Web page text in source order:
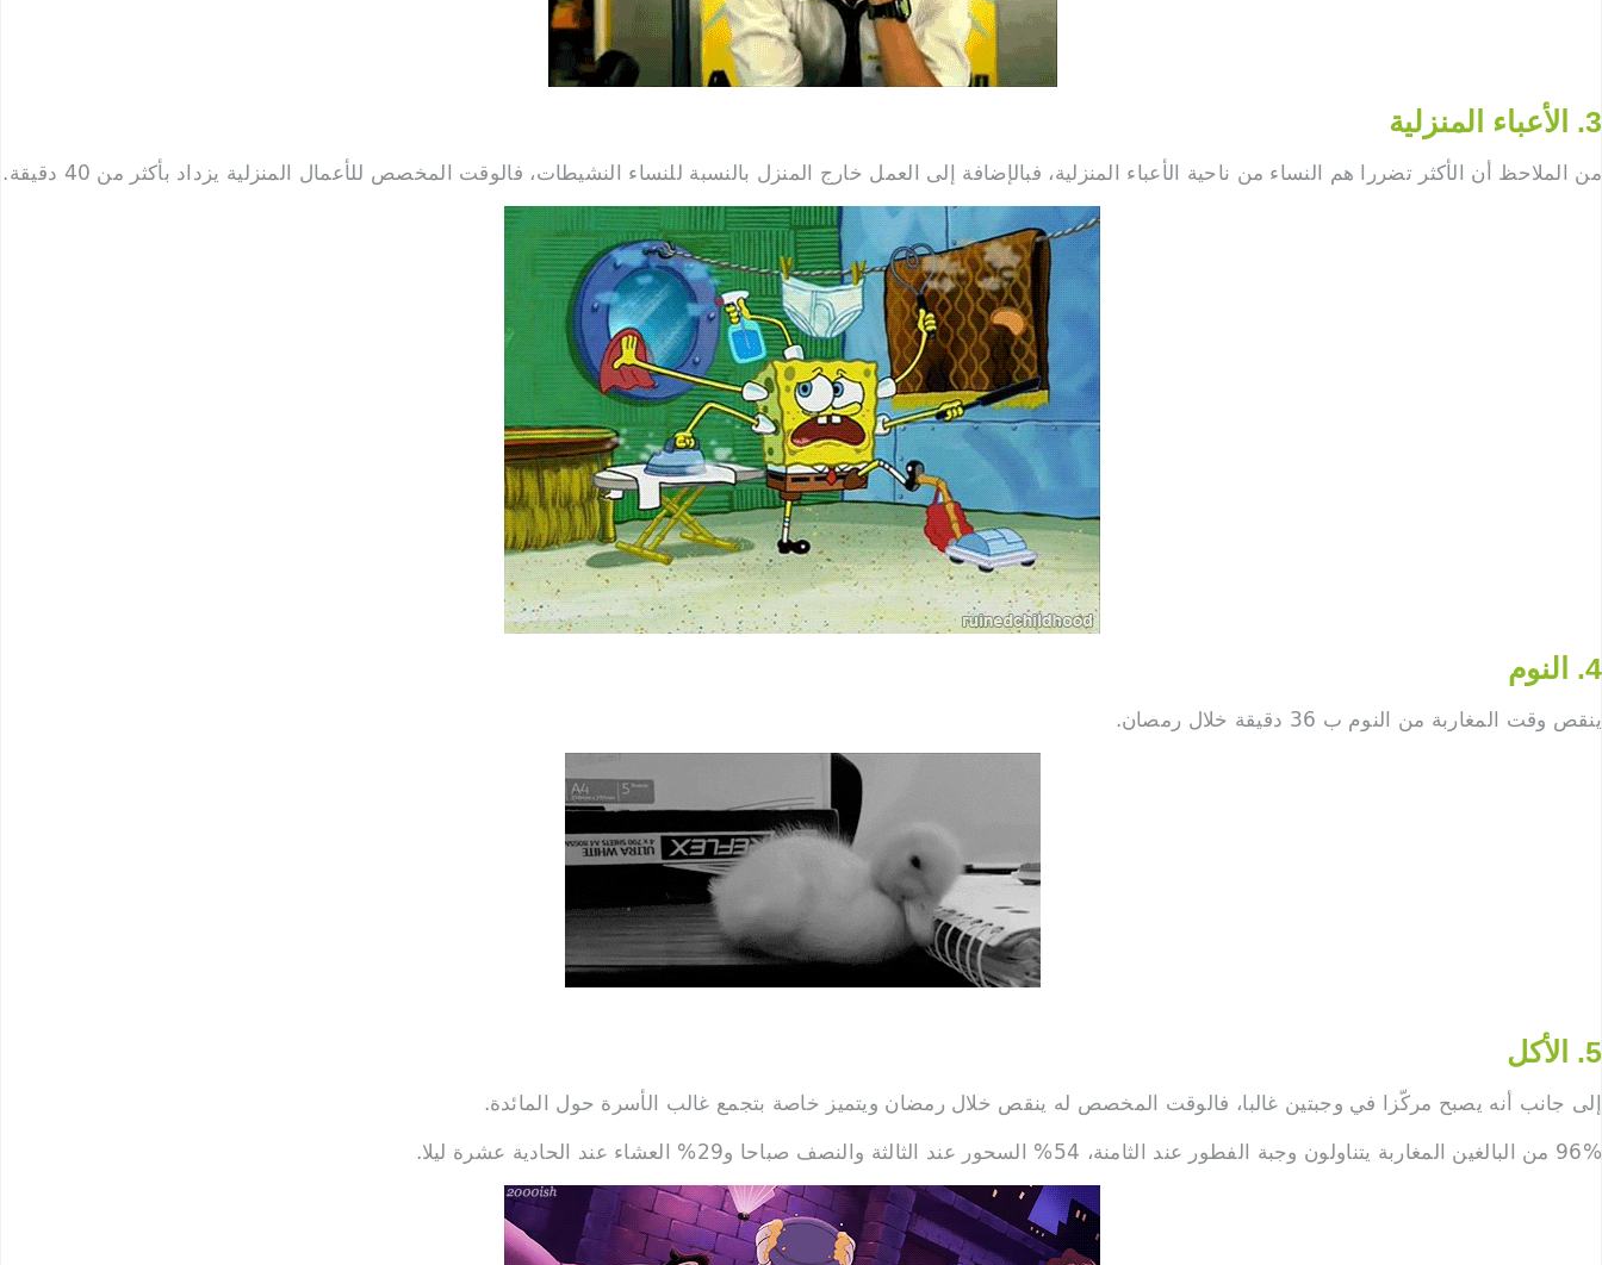
3. الأعباء المنزلية
من الملاحظ أن الأكثر تضررا هم النساء من ناحية الأعباء المنزلية، فبالإضافة إلى العمل خارج المنزل بالنسبة للنساء النشيطات، فالوقت المخصص للأعمال المنزلية يزداد بأكثر من 40 دقيقة.
4. النوم
ينقص وقت المغاربة من النوم ب 36 دقيقة خلال رمصان.
5. الأكل
إلى جانب أنه يصبح مركّزا في وجبتين غالبا، فالوقت المخصص له ينقص خلال رمضان ويتميز خاصة بتجمع غالب الأسرة حول المائدة.
96% من البالغين المغاربة يتناولون وجبة الفطور عند الثامنة، 54% السحور عند الثالثة والنصف صباحا و29% العشاء عند الحادية عشرة ليلا.